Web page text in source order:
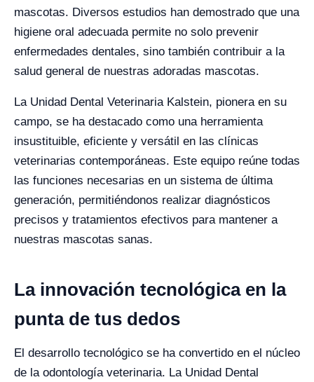
mascotas. Diversos estudios han demostrado que una
higiene oral adecuada permite no solo prevenir
enfermedades dentales, sino también contribuir a la
salud general de nuestras adoradas mascotas.
La Unidad Dental Veterinaria Kalstein, pionera en su
campo, se ha destacado como una herramienta
insustituible, eficiente y versátil en las clínicas
veterinarias contemporáneas. Este equipo reúne todas
las funciones necesarias en un sistema de última
generación, permitiéndonos realizar diagnósticos
precisos y tratamientos efectivos para mantener a
nuestras mascotas sanas.
La innovación tecnológica en la
punta de tus dedos
El desarrollo tecnológico se ha convertido en el núcleo
de la odontología veterinaria. La Unidad Dental